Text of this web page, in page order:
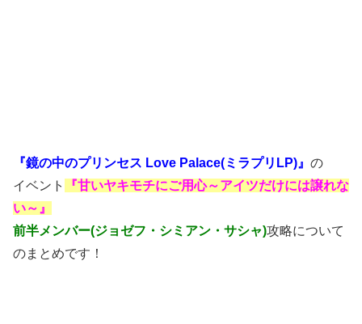
『鏡の中のプリンセス Love Palace(ミラプリLP)』 の
イベント
『甘いヤキモチにご用心～アイツだけには譲れな
い～』
前半メンバー(ジョゼフ・シミアン・サシャ)攻略について
のまとめです！